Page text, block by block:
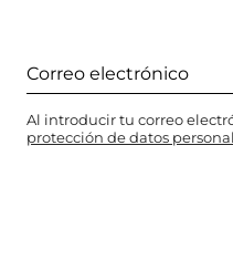
Al introducir tu correo
protección de datos